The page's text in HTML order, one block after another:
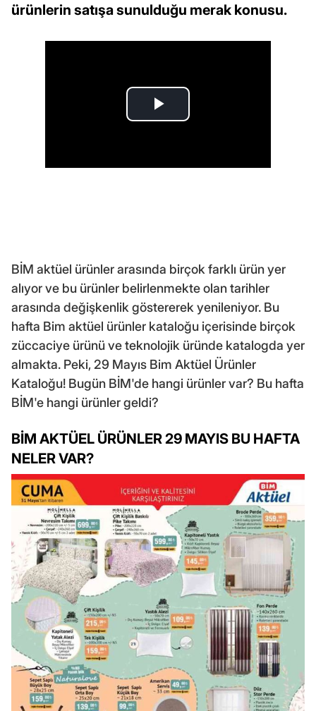
ürünlerin satışa sunulduğu merak konusu.
BİM aktüel ürünler arasında birçok farklı ürün yer
alıyor ve bu ürünler belirlenmekte olan tarihler
arasında değişkenlik göstererek yenileniyor. Bu
hafta Bim aktüel ürünler kataloğu içerisinde birçok
züccaciye ürünü ve teknolojik üründe katalogda yer
almakta. Peki, 29 Mayıs Bim Aktüel Ürünler
Kataloğu! Bugün BİM'de hangi ürünler var? Bu hafta
BİM'e hangi ürünler geldi?
BİM AKTÜEL ÜRÜNLER 29 MAYIS BU HAFTA
NELER VAR?